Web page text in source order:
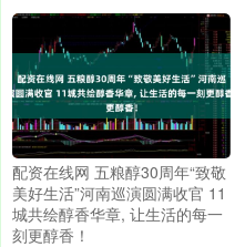
配资在线网 五粮醇30周年“致敬
美好生活”河南巡演圆满收官 11
城共绘醇香华章, 让生活的每一
刻更醇香！